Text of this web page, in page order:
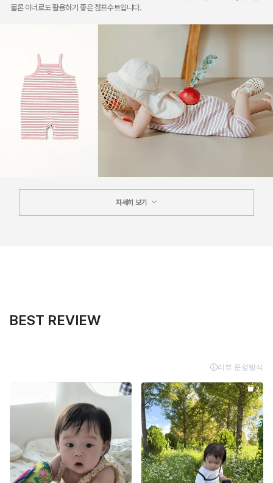
물론 이너로도 활용하기 좋은 점프수트입니다.
자세히 보기
BEST REVIEW